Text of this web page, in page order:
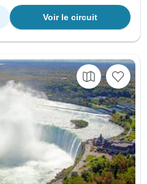
Voir le circuit